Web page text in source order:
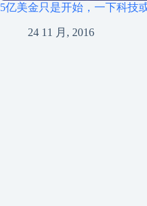
5亿美金只是开始，一下科技
24 11 月, 2016